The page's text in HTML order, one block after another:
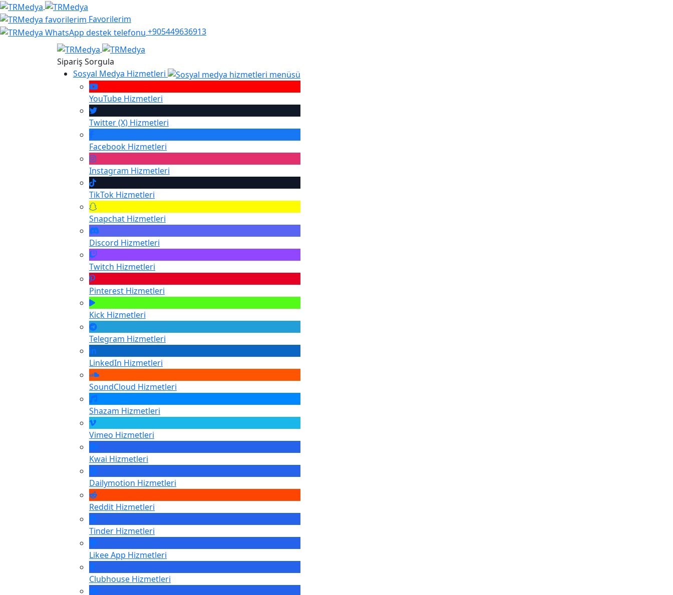
Favorilerim
+905449636913
Sipariş Sorgula
Sosyal Medya Hizmetleri
YouTube Hizmetleri
Twitter (X) Hizmetleri
Facebook Hizmetleri
Instagram Hizmetleri
TikTok Hizmetleri
Snapchat Hizmetleri
Discord Hizmetleri
Twitch Hizmetleri
Pinterest Hizmetleri
Kick Hizmetleri
Telegram Hizmetleri
LinkedIn Hizmetleri
SoundCloud Hizmetleri
Shazam Hizmetleri
Vimeo Hizmetleri
Kwai Hizmetleri
Dailymotion Hizmetleri
Reddit Hizmetleri
Tinder Hizmetleri
Likee App Hizmetleri
Clubhouse Hizmetleri